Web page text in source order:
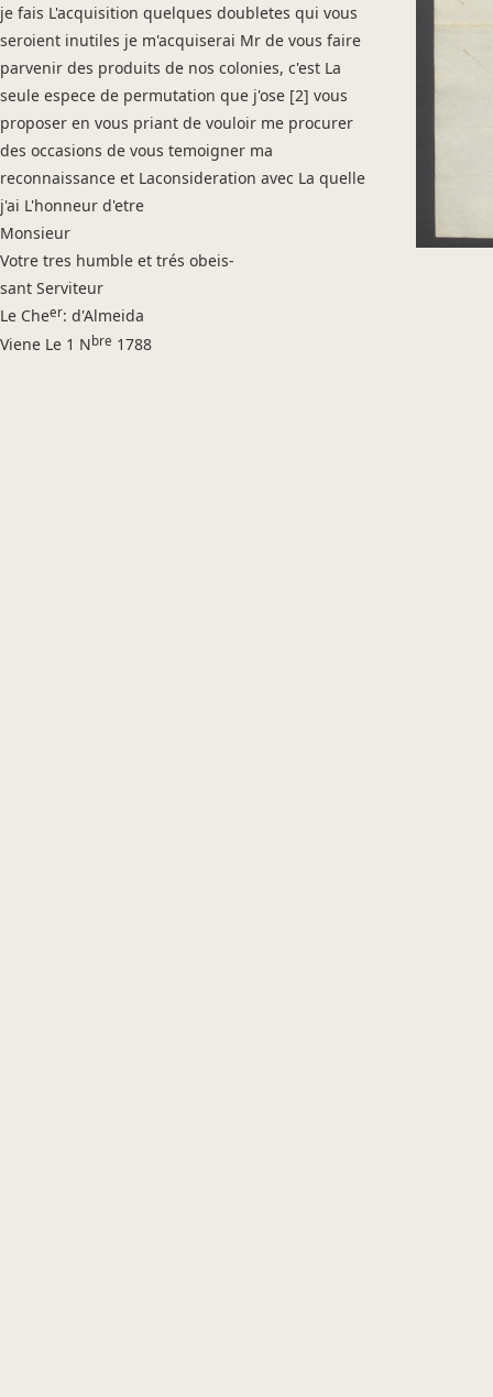
je fais L'acquisition quelques doubletes qui vous
seroient inutiles je m'acquiserai Mr de vous faire
parvenir des produits de nos colonies, c'est La
seule espece de permutation que j'ose [2] vous
proposer en vous priant de vouloir me procurer
des occasions de vous temoigner ma
reconnaissance et Laconsideration avec La quelle
j'ai L'honneur d'etre
Monsieur
Votre tres humble et trés obeis-
sant Serviteur
Le Cheer: d'Almeida
Viene Le 1 Nbre 1788